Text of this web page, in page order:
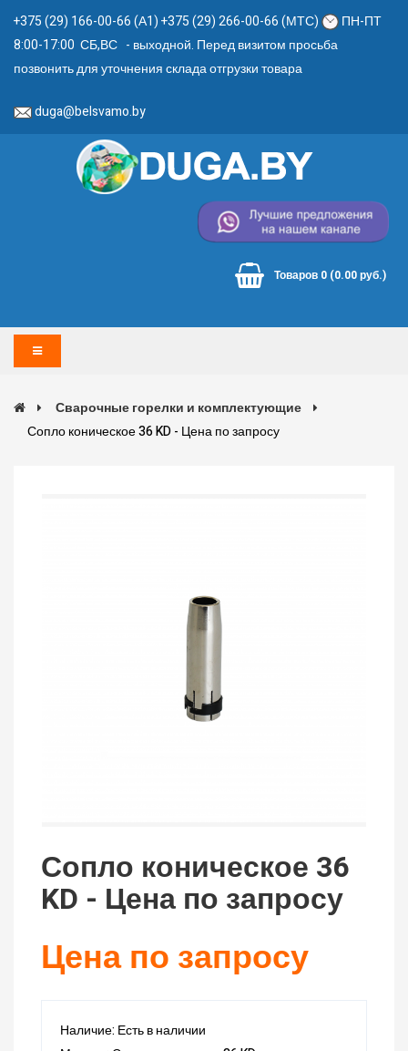
+375 (29) 166-00-66 (А1) +375 (29) 266-00-66 (МТС)
ПН-ПТ
8:00-17:00 СБ,ВС - выходной. Перед визитом просьба
позвонить для уточнения склада отгрузки товара
duga@belsvamo.by
Товаров 0 (0.00 руб.)
Сварочные горелки и комплектующие
Сопло коническое 36 KD - Цена по запросу
Сопло коническое 36
KD - Цена по запросу
Цена по запросу
Наличие: Есть в наличии